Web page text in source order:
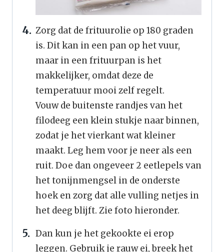
Zorg dat de frituurolie op 180 graden
is. Dit kan in een pan op het vuur,
maar in een frituurpan is het
makkelijker, omdat deze de
temperatuur mooi zelf regelt.
Vouw de buitenste randjes van het
filodeeg een klein stukje naar binnen,
zodat je het vierkant wat kleiner
maakt. Leg hem voor je neer als een
ruit. Doe dan ongeveer 2 eetlepels van
het tonijnmengsel in de onderste
hoek en zorg dat alle vulling netjes in
het deeg blijft. Zie foto hieronder.
Dan kun je het gekookte ei erop
leggen. Gebruik je rauw ei, breek het